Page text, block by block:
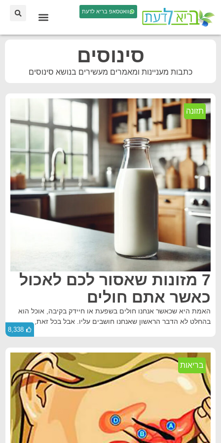
וואטסאפ בריא לדעת
סינוסים
כתבות מעניינות ומאמרים מעשירים בנושא סינוסים
תזונה
7 מזונות שאסור לכם לאכול
כאשר אתם חולים
האמת היא שכאשר אנחנו חולים בשפעת או חיידק בקיבה, אוכל הוא
בהחלט לא הדבר הראשון שאנחנו חושבים עליו. אבל בכל זאת,
8,338
בריאות